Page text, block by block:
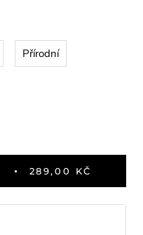
Přírodní
289,00 KČ